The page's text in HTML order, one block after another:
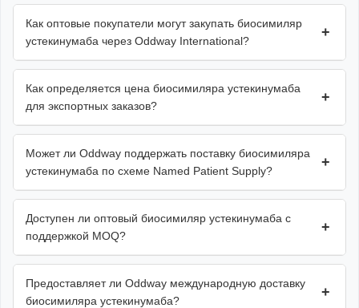
Как оптовые покупатели могут закупать биосимиляр
устекинумаба через Oddway International?
+
Как определяется цена биосимиляра устекинумаба
для экспортных заказов?
+
Может ли Oddway поддержать поставку биосимиляра
устекинумаба по схеме Named Patient Supply?
+
Доступен ли оптовый биосимиляр устекинумаба с
поддержкой MOQ?
+
Предоставляет ли Oddway международную доставку
биосимиляра устекинумаба?
+